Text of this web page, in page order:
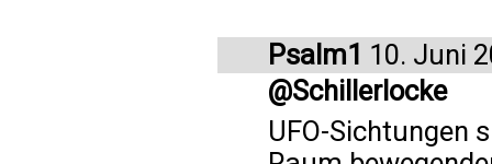
Psalm1 10. Juni
@Schillerlocke
UFO-Sichtungen